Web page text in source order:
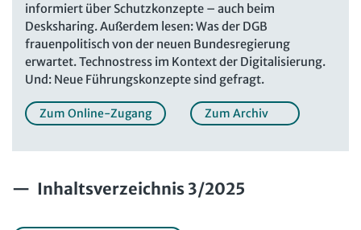
JAV-Praxis online
Presse Interne Meldestelle Verträge kündigen
Datenschutz
AGB Impressum
Kontakt
Erklärung zur Barrierefreiheit
Widerruf
Widerrufsrecht
informiert über Schutzkonzepte – auch beim
Desksharing. Außerdem lesen: Was der DGB
frauenpolitisch von der neuen Bundesregierung
erwartet. Technostress im Kontext der Digitalisierung.
Und: Neue Führungskonzepte sind gefragt.
Zum Online-Zugang Zum Archiv
Inhaltsverzeichnis 3/2025